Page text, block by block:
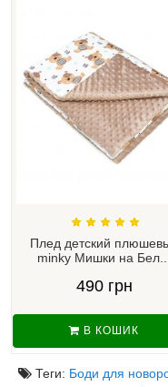
Плед детский
minky Мишки на Бел...
490 грн
В КОШИК
Теги: Боди для